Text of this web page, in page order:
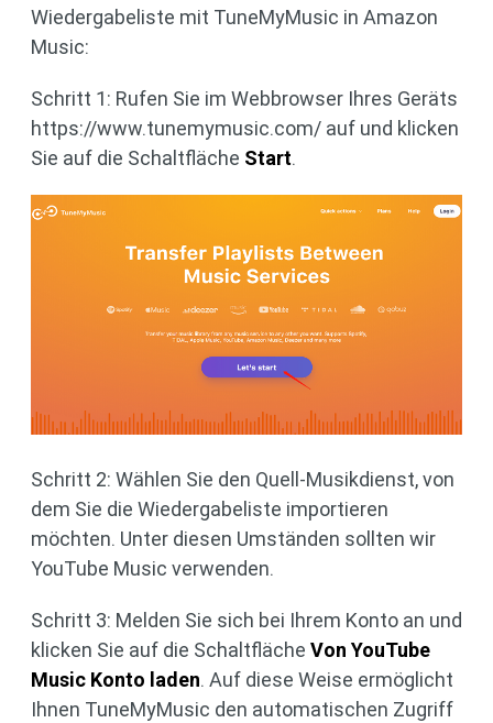
Wiedergabeliste mit TuneMyMusic in Amazon
Music:
Schritt 1: Rufen Sie im Webbrowser Ihres Geräts
https://www.tunemymusic.com/ auf und klicken
Sie auf die Schaltfläche Start.
Schritt 2: Wählen Sie den Quell-Musikdienst, von
dem Sie die Wiedergabeliste importieren
möchten. Unter diesen Umständen sollten wir
YouTube Music verwenden.
Schritt 3: Melden Sie sich bei Ihrem Konto an und
klicken Sie auf die Schaltfläche Von YouTube
Music Konto laden. Auf diese Weise ermöglicht
Ihnen TuneMyMusic den automatischen Zugriff